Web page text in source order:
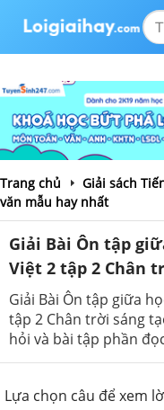
Trang chủ
Giải sách
văn mẫu hay nhất
Giải Bài Ôn tập
Việt 2 tập 2 Chân
Giải Bài Ôn tập giữa
tập 2 Chân trời sáng
hỏi và bài tập phần
Lựa chọn câu để xem